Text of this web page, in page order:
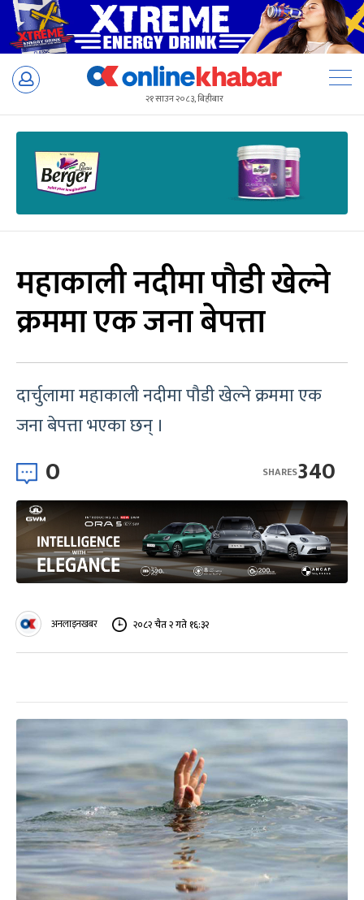
Skip
२१ साउन २०८३, बिहीबार
महाकाली नदीमा पौडी खेल्ने
क्रममा एक जना बेपत्ता
दार्चुलामा महाकाली नदीमा पौडी खेल्ने क्रममा एक
जना बेपत्ता भएका छन् ।
0 340
SHARES
अनलाइनखबर २०८२ चैत २ गते १६:३२